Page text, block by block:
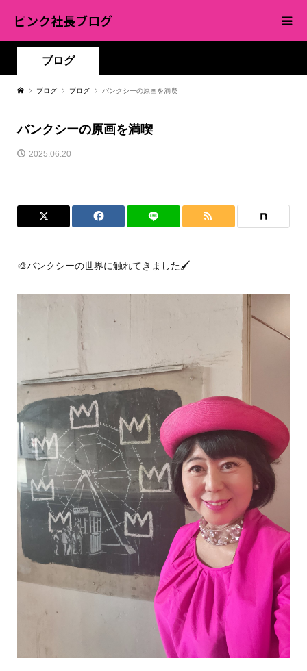
ピンク社長ブログ
ブログ
ブログ ブログ バンクシーの原画を満喫
バンクシーの原画を満喫
2025.06.20
🎨バンクシーの世界に触れてきました🖌️